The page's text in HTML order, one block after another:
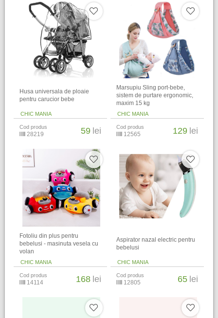
Husa universala de ploaie
pentru carucior bebe
CHIC MANIA
Cod produs
28219 59 lei
Marsupiu Sling port-bebe,
sistem de purtare ergonomic,
maxim 15 kg
CHIC MANIA
Cod produs
12565 129 lei
Fotoliu din plus pentru
bebelusi - masinuta vesela cu
volan
CHIC MANIA
Cod produs
14114 168 lei
Aspirator nazal electric pentru
bebelusi
CHIC MANIA
Cod produs
12805 65 lei